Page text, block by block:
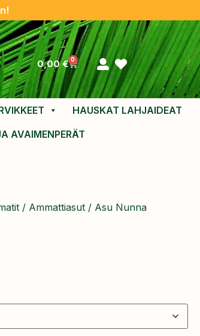
0,00€ 0
HAUSKAT LAHJAIDEAT
AVAIMENPERÄT
/ Ammattiasut / Asu Nunna